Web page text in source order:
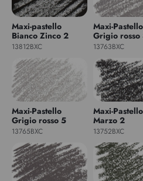
Maxi-pastello
Bianco Zinco 2
13812BXC
Maxi-Pastello
Grigio rosso
13763BXC
Maxi-Pastello
Grigio rosso 5
13765BXC
Maxi-
Marzo 2
13752BXC